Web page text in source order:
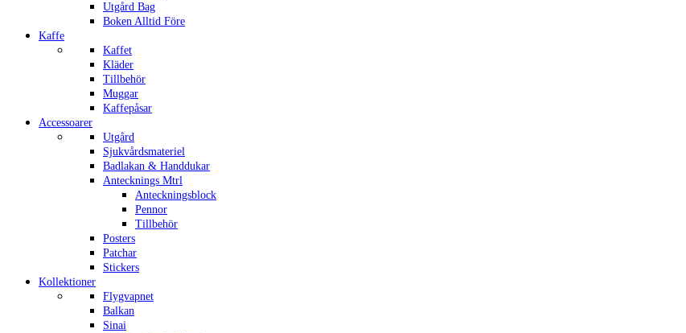
Utgård Bag
Boken Alltid Före
Kaffe
Kaffet
Kläder
Tillbehör
Muggar
Kaffepåsar
Accessoarer
Utgård
Sjukvårdsmateriel
Badlakan & Handdukar
Antecknings Mtrl
Anteckningsblock
Pennor
Tillbehör
Posters
Patchar
Stickers
Kollektioner
Flygvapnet
Balkan
Sinai